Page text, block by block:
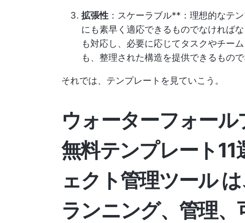
拡張性 ：スケーラブル**：理想的なテ
にも素早く適応できるものでなければ
も対応し、必要に応じてタスクやチー
も、整理された構造を提供できるもので
それでは、テンプレートを見ていこう。
ウォーターフォー
無料テンプレート11
ェクト管理ツールは
ランニング、管理